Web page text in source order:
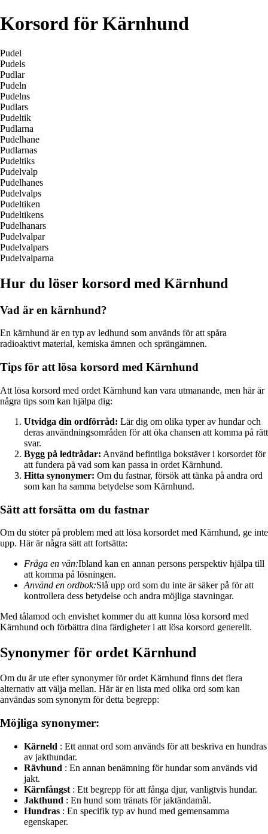
Korsord för Kärnhund
Pudel
Pudels
Pudlar
Pudeln
Pudelns
Pudlars
Pudeltik
Pudlarna
Pudelhane
Pudlarnas
Pudeltiks
Pudelvalp
Pudelhanes
Pudelvalps
Pudeltiken
Pudeltikens
Pudelhanars
Pudelvalpar
Pudelvalpars
Pudelvalparna
Hur du löser korsord med Kärnhund
Vad är en kärnhund?
En kärnhund är en typ av ledhund som används för att spåra
radioaktivt material, kemiska ämnen och sprängämnen.
Tips för att lösa korsord med Kärnhund
Att lösa korsord med ordet Kärnhund kan vara utmanande, men här är
några tips som kan hjälpa dig:
Utvidga din ordförråd: Lär dig om olika typer av hundar och
deras användningsområden för att öka chansen att komma på rätt
svar.
Bygg på ledtrådar: Använd befintliga bokstäver i korsordet för
att fundera på vad som kan passa in ordet Kärnhund.
Hitta synonymer: Om du fastnar, försök att tänka på andra ord
som kan ha samma betydelse som Kärnhund.
Sätt att forsätta om du fastnar
Om du stöter på problem med att lösa korsordet med Kärnhund, ge inte
upp. Här är några sätt att fortsätta:
Fråga en vän:Ibland kan en annan persons perspektiv hjälpa till
att komma på lösningen.
Använd en ordbok:Slå upp ord som du inte är säker på för att
kontrollera dess betydelse och andra möjliga stavningar.
Med tålamod och envishet kommer du att kunna lösa korsord med
Kärnhund och förbättra dina färdigheter i att lösa korsord generellt.
Synonymer för ordet Kärnhund
Om du är ute efter synonymer för ordet Kärnhund finns det flera
alternativ att välja mellan. Här är en lista med olika ord som kan
användas som synonym för detta begrepp:
Möjliga synonymer:
Kärneld : Ett annat ord som används för att beskriva en hundras
av jakthundar.
Rävhund : En annan benämning för hundar som används vid
jakt.
Kärnfångst : Ett begrepp för att fånga djur, vanligtvis hundar.
Jakthund : En hund som tränats för jaktändamål.
Hundras : En specifik typ av hund med gemensamma
egenskaper.